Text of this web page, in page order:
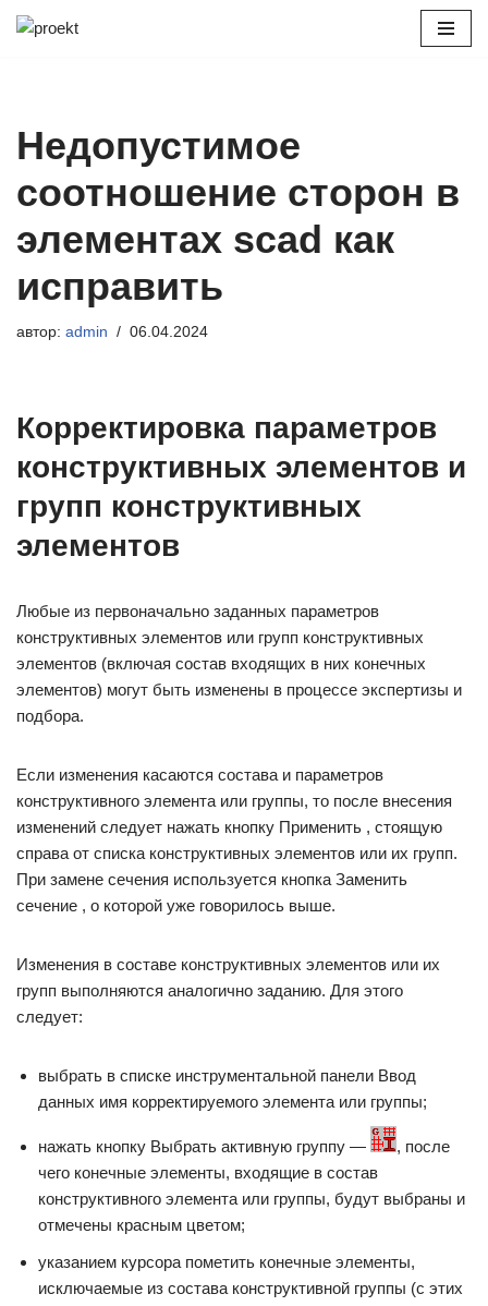
Недопустимое
соотношение сторон в
элементах scad как
исправить
автор: admin 06.04.2024
Корректировка параметров
конструктивных элементов и
групп конструктивных
элементов
Любые из первоначально заданных параметров
конструктивных элементов или групп конструктивных
элементов (включая состав входящих в них конечных
элементов) могут быть изменены в процессе экспертизы и
подбора.
Если изменения касаются состава и параметров
конструктивного элемента или группы, то после вне­сения
изменений следует нажать кнопку Применить , стоящую
справа от списка конструктивных элементов или их групп.
При замене сечения используется кнопка Заменить
сечение , о которой уже говорилось выше.
Изменения в составе конструктивных элементов или их
групп выполняются аналогично заданию. Для этого
следует:
выбрать в списке инструментальной панели Ввод
данных имя корректируемого элемента или группы;
нажать кнопку Выбрать активную группу —
, после
чего конечные элементы, входящие в состав
конструктивного элемента или группы, будут выбраны и
отмечены красным цветом;
указанием курсора пометить конечные элементы,
исключаемые из состава конструктивной группы (с этих